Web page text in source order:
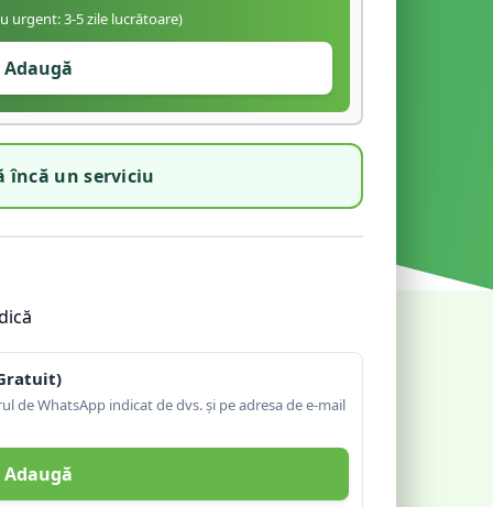
urgent: 3-5 zile lucrătoare)
Adaugă
încă un serviciu
de WhatsApp indicat de dvs. și pe adresa de e-mail
Adaugă